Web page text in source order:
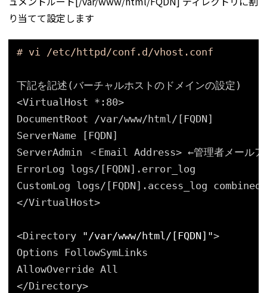
り当てて設定します
# vi /etc/httpd/conf.d/vhost.conf
下記を記述(バーチャルホストのドメインの設定)
<VirtualHost *:80>
DocumentRoot /var/www/html/ [FQDN]
ServerName [FQDN]
ServerAdmin ＜Email Address> ←管理者メールア
ErrorLog logs/[FQDN].error_log
CustomLog logs/[FQDN].access_log combined
</VirtualHost>
<Directory "/var/www/html/[FQDN]">
Options FollowSymLinks
AllowOverride All
</Directory>